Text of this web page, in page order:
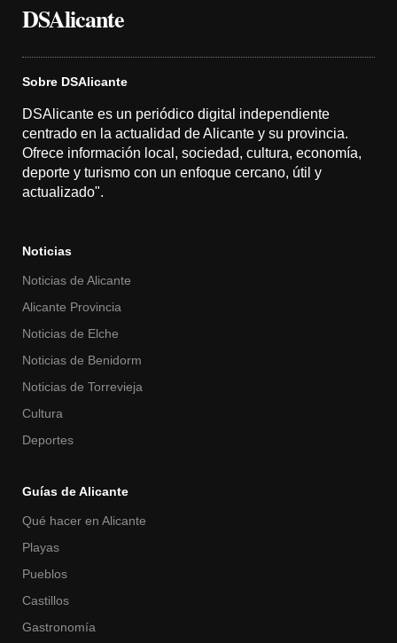
DSAlicante
Sobre DSAlicante
DSAlicante es un periódico digital independiente
centrado en la actualidad de Alicante y su provincia.
Ofrece información local, sociedad, cultura, economía,
deporte y turismo con un enfoque cercano, útil y
actualizado".
Noticias
Noticias de Alicante
Alicante Provincia
Noticias de Elche
Noticias de Benidorm
Noticias de Torrevieja
Cultura
Deportes
Guías de Alicante
Qué hacer en Alicante
Playas
Pueblos
Castillos
Gastronomía